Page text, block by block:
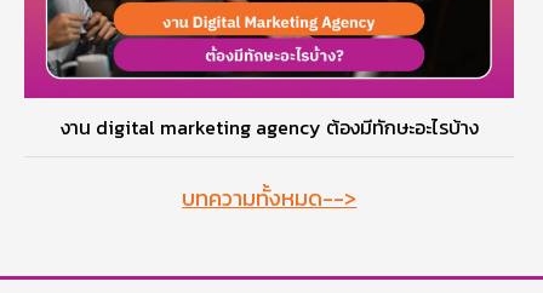
งาน digital marketing agency ต้องมีทักษะอะไรบ้าง
บทความทั้งหมด-->